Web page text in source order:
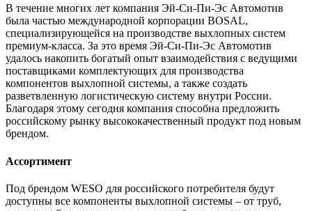
В течение многих лет компания Эй-Си-Пи-Эс Автомотив
была частью международной корпорации BOSAL,
специализирующейся на производстве выхлопных систем
премиум-класса. За это время Эй-Си-Пи-Эс Автомотив
удалось накопить богатый опыт взаимодействия с ведущими
поставщиками комплектующих для производства
компонентов выхлопной системы, а также создать
разветвленную логистическую систему внутри России.
Благодаря этому сегодня компания способна предложить
российскому рынку высококачественный продукт под новым
брендом.
Ассортимент
Под брендом WESO для российского потребителя будут
доступны все компоненты выхлопной системы – от труб,